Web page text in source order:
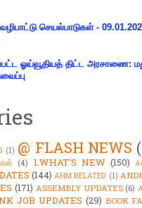
செயல்பாடுகள் -
ஓய்வூதியத் திட்ட அரசாணை:
(1) @ FLASH NEWS
(4) 1.WHAT'S NEW (150)
(144) AHM RELATED (1)
(171) ASSEMBLY UPDATES (6)
JOB UPDATES (29) BOOK